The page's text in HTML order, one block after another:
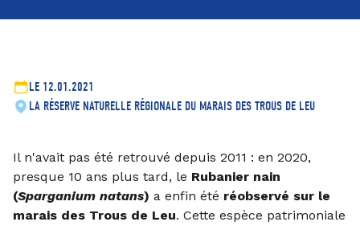
LE 12.01.2021
LA RÉSERVE NATURELLE RÉGIONALE DU MARAIS DES TROUS DE LEU
Il n'avait pas été retrouvé depuis 2011 : en 2020,
presque 10 ans plus tard, le Rubanier nain
(Sparganium natans) a enfin été réobservé sur le
marais des Trous de Leu. Cette espèce patrimoniale